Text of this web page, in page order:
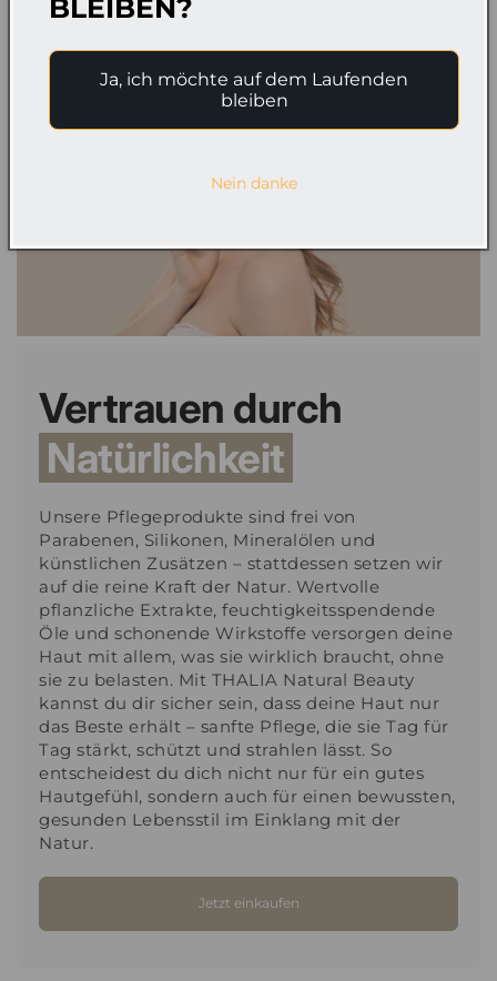
Vertrauen durch
Natürlichkeit
Unsere Pflegeprodukte sind frei von
Parabenen, Silikonen, Mineralölen und
künstlichen Zusätzen – stattdessen setzen wir
auf die reine Kraft der Natur. Wertvolle
pflanzliche Extrakte, feuchtigkeitsspendende
Öle und schonende Wirkstoffe versorgen deine
Haut mit allem, was sie wirklich braucht, ohne
sie zu belasten. Mit THALIA Natural Beauty
kannst du dir sicher sein, dass deine Haut nur
das Beste erhält – sanfte Pflege, die sie Tag für
Tag stärkt, schützt und strahlen lässt. So
entscheidest du dich nicht nur für ein gutes
Hautgefühl, sondern auch für einen bewussten,
gesunden Lebensstil im Einklang mit der
Natur.
Jetzt einkaufen
BLEIBEN?
Ja, ich möchte auf dem Laufenden
bleiben
Nein danke